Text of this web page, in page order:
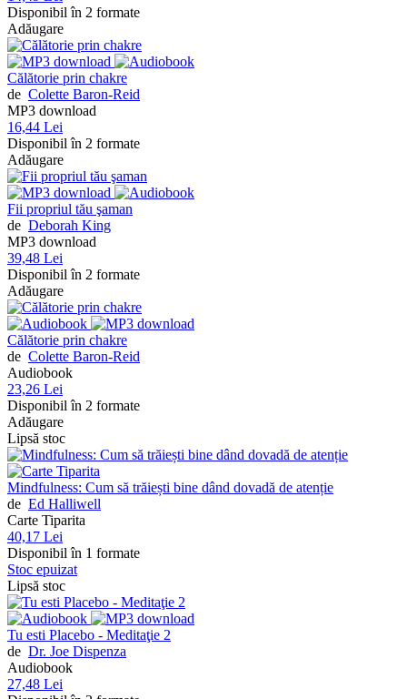
Disponibil în 2 formate
Adăugare
Călătorie prin chakre
de Colette Baron-Reid
MP3 download
16,44 Lei
Disponibil în 2 formate
Adăugare
Fii propriul tău şaman
de Deborah King
MP3 download
39,48 Lei
Disponibil în 2 formate
Adăugare
Călătorie prin chakre
de Colette Baron-Reid
Audiobook
23,26 Lei
Disponibil în 2 formate
Adăugare
Lipsă stoc
Mindfulness: Cum să trăiești bine dând dovadă de atenție
de Ed Halliwell
Carte Tiparita
40,17 Lei
Disponibil în 1 formate
Stoc epuizat
Lipsă stoc
Tu esti Placebo - Meditaţie 2
de Dr. Joe Dispenza
Audiobook
27,48 Lei